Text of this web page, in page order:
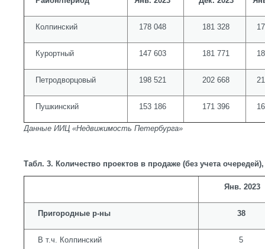
Колпинский 178 048 181 328
Курортный 147 603 181 771
Петродворцовый 198 521 202 668
Пушкинский 153 186 171 396
Данные ИИЦ «Недвижимость Петербурга»
Табл. 3. Количество проектов в продаже (без учета
Янв. 2023
Пригородные р-ны 38
В т.ч. Колпинский 5